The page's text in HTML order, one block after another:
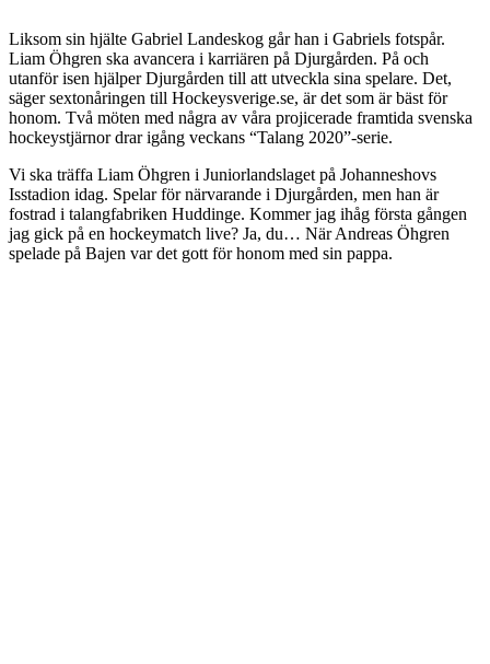
Liksom sin hjälte Gabriel Landeskog går han i Gabriels fotspår.
Liam Öhgren ska avancera i karriären på Djurgården. På och
utanför isen hjälper Djurgården till att utveckla sina spelare. Det,
säger sextonåringen till Hockeysverige.se, är det som är bäst för
honom. Två möten med några av våra projicerade framtida svenska
hockeystjärnor drar igång veckans “Talang 2020”-serie.
Vi ska träffa Liam Öhgren i Juniorlandslaget på Johanneshovs
Isstadion idag. Spelar för närvarande i Djurgården, men han är
fostrad i talangfabriken Huddinge. Kommer jag ihåg första gången
jag gick på en hockeymatch live? Ja, du… När Andreas Öhgren
spelade på Bajen var det gott för honom med sin pappa.